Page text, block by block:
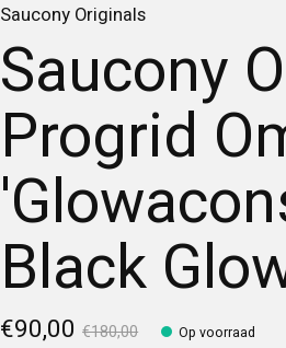
Saucony Originals
Saucony
Progrid
Black
€90,00€180,00 Op voorraad